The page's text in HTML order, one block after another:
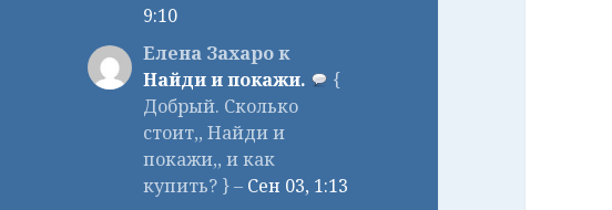
9:10
Елена Захаро к
Найди и покажи.
{
Добрый. Сколько
стоит,, Найди и
покажи,, и как
купить? } – Сен 03, 1:13